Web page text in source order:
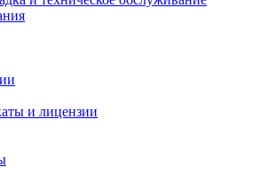
и лицензии